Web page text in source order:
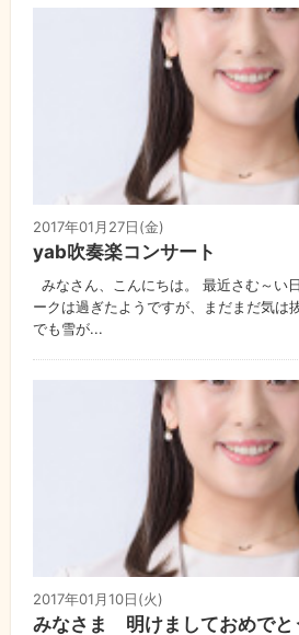
2017年01月27日(金)
yab吹奏楽コンサート
みなさん、こんにちは。 最近さむ～い
ークは過ぎたようですが、まだまだ気は
でも雪が...
2017年01月10日(火)
みなさま 明けましておめでと